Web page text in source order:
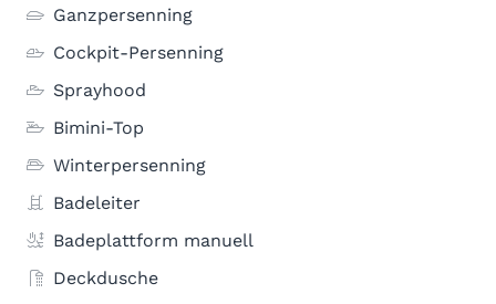
Ganzpersenning
Cockpit-Persenning
Sprayhood
Bimini-Top
Winterpersenning
Badeleiter
Badeplattform manuell
Deckdusche